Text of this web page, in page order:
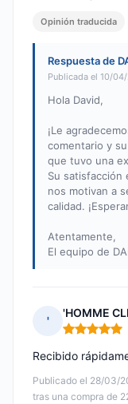
Opinión traducida
Respuesta de
Publicada el 10/
Hola David,
¡Le
comentario y
que tuvo una
Su satisfacción
nos motivan a
calidad.
Atentamente,
El equipo de
'
'HOMME
Nota: 5 de 5
Publicado el 28/03/
tras una compra de
Recibido